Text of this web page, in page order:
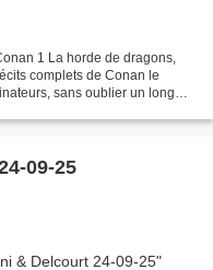
1 La horde de dragons,
complets de Conan le
sans oublier un long
09-25